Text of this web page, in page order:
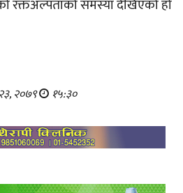
रक्तअल्पताको समस्या देखिएको हो
२०७९ १५:३०